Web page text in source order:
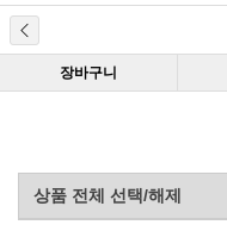
장바구니
상품 전체 선택/해제